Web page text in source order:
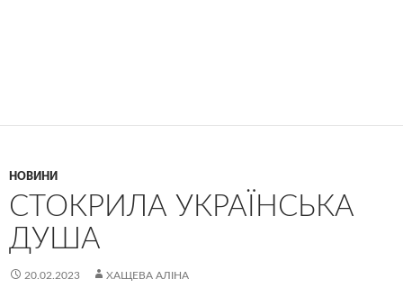
НОВИНИ
СТОКРИЛА УКРАЇНСЬКА
ДУША
20.02.2023 ХАЩЕВА АЛІНА